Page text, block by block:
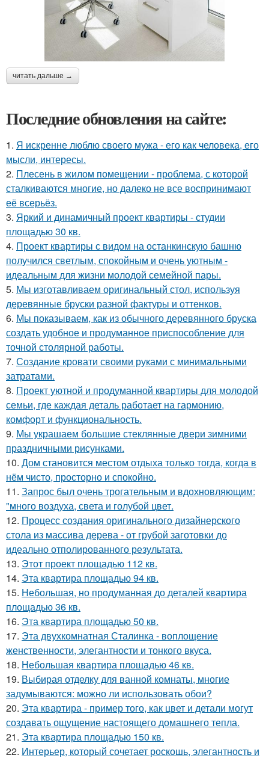
читать дальше →
Последние обновления на сайте:
1. Я искренне люблю своего мужа - его как человека, его
мысли, интересы.
2. Плесень в жилом помещении - проблема, с которой
сталкиваются многие, но далеко не все воспринимают
её всерьёз.
3. Яркий и динамичный проект квартиры - студии
площадью 30 кв.
4. Проект квартиры с видом на останкинскую башню
получился светлым, спокойным и очень уютным -
идеальным для жизни молодой семейной пары.
5. Мы изготавливаем оригинальный стол, используя
деревянные бруски разной фактуры и оттенков.
6. Мы показываем, как из обычного деревянного бруска
создать удобное и продуманное приспособление для
точной столярной работы.
7. Создание кровати своими руками с минимальными
затратами.
8. Проект уютной и продуманной квартиры для молодой
семьи, где каждая деталь работает на гармонию,
комфорт и функциональность.
9. Мы украшаем большие стеклянные двери зимними
праздничными рисунками.
10. Дом становится местом отдыха только тогда, когда в
нём чисто, просторно и спокойно.
11. Запрос был очень трогательным и вдохновляющим:
"много воздуха, света и голубой цвет.
12. Процесс создания оригинального дизайнерского
стола из массива дерева - от грубой заготовки до
идеально отполированного результата.
13. Этот проект площадью 112 кв.
14. Эта квартира площадью 94 кв.
15. Небольшая, но продуманная до деталей квартира
площадью 36 кв.
16. Эта квартира площадью 50 кв.
17. Эта двухкомнатная Сталинка - воплощение
женственности, элегантности и тонкого вкуса.
18. Небольшая квартира площадью 46 кв.
19. Выбирая отделку для ванной комнаты, многие
задумываются: можно ли использовать обои?
20. Эта квартира - пример того, как цвет и детали могут
создавать ощущение настоящего домашнего тепла.
21. Эта квартира площадью 150 кв.
22. Интерьер, который сочетает роскошь, элегантность и